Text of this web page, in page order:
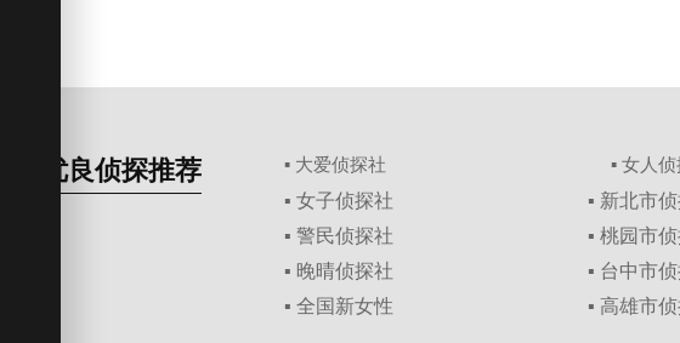
优良侦探推荐 ▪ 大爱侦探社 ▪ 女人
▪ 女子侦探社
▪ 警民侦探社
▪ 晚晴侦探社
▪ 全国新女性
▪ 新北市
▪ 桃园市
▪ 台中市
▪ 高雄市